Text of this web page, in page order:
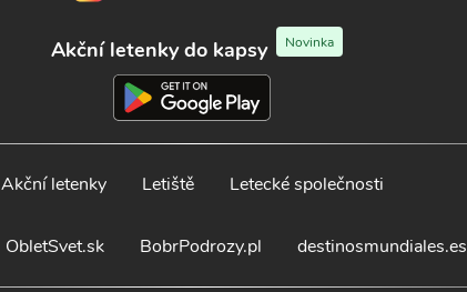
Akční letenky do kapsy Novinka
Akční letenky Letiště Letecké společnosti
ObletSvet.sk BobrPodrozy.pl destinosmundiales.es